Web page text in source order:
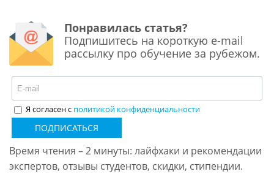
Понравилась статья?
Подпишитесь на короткую e-mail
рассылку про обучение за рубежом.
Я согласен с политикой конфиденциальности
ПОДПИСАТЬСЯ
Время чтения – 2 минуты: лайфхаки и рекомендации
экспертов, отзывы студентов, скидки, стипендии.